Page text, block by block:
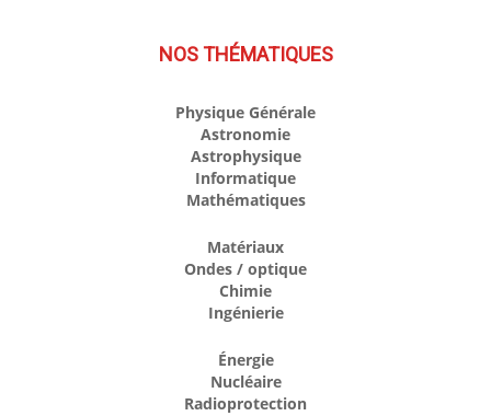
NOS THÉMATIQUES
Physique Générale
Astronomie
Astrophysique
Informatique
Mathématiques
Matériaux
Ondes / optique
Chimie
Ingénierie
Énergie
Nucléaire
Radioprotection